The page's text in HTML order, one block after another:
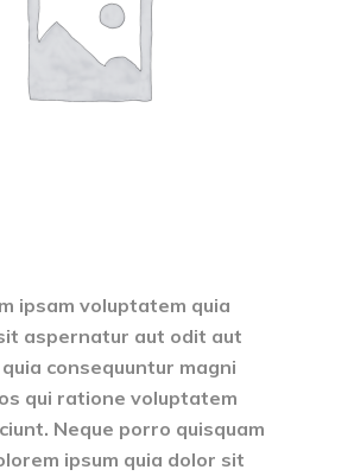
ipsam voluptatem quia
aspernatur aut odit aut
consequuntur magni
qui ratione voluptatem
Neque porro quisquam
ipsum quia dolor sit